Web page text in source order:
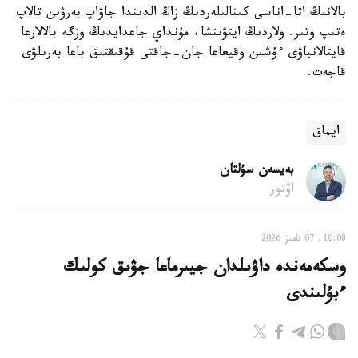
بالانىڭ اتا-اناسى كىنالىلەردىڭ زاڭ الدىندا جاۋاپ بەرۋىن تالاپ
ەتىپ وتىر. ولاردىڭ ايتۋىنشا، مۇنداي جاعدايدىڭ وزگە بالالارعا
قايتالانباۋى ءۇشىن وقيعاعا جان-جاقتى قۇقىقتىق باعا بەرىلۋى
قاجەت.
ايماق
بەيسەن سۇلتان
اۆتور
10:08, 07 تامىز 2026
وسكەمەندە داۋىلدان جيىرماعا جۋىق كولىك
ءبۇلىندى